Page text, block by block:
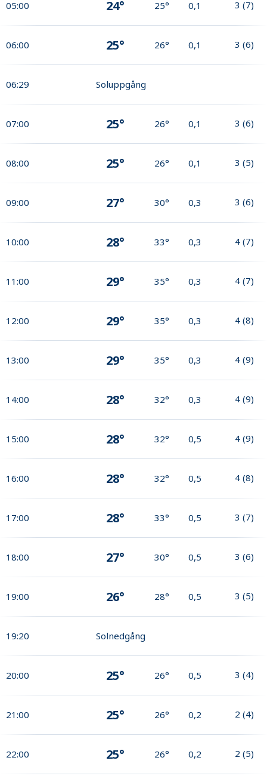
05:00 24° 25° 0,1 3 (7)
06:00 25° 26° 0,1 3 (6)
06:29 Soluppgång
07:00 25° 26° 0,1 3 (6)
08:00 25° 26° 0,1 3 (5)
09:00 27° 30° 0,3 3 (6)
10:00 28° 33° 0,3 4 (7)
11:00 29° 35° 0,3 4 (7)
12:00 29° 35° 0,3 4 (8)
13:00 29° 35° 0,3 4 (9)
14:00 28° 32° 0,3 4 (9)
15:00 28° 32° 0,5 4 (9)
16:00 28° 32° 0,5 4 (8)
17:00 28° 33° 0,5 3 (7)
18:00 27° 30° 0,5 3 (6)
19:00 26° 28° 0,5 3 (5)
19:20 Solnedgång
20:00 25° 26° 0,5 3 (4)
21:00 25° 26° 0,2 2 (4)
22:00 25° 26° 0,2 2 (5)